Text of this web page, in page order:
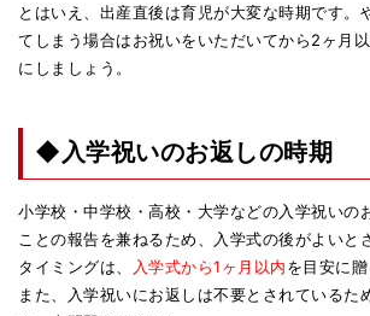
とはいえ、出産直後は育児が大変な時期です。
てしまう場合はお祝いをいただいてから2ヶ月
にしましょう。
◆入学祝いのお返しの時期
小学校・中学校・高校・大学などの入学祝いの
ことの報告を兼ねるため、入学式の後がよいと
タイミングは、
入学式から1ヶ月以内を目安に贈
また、入学祝いにお返しは不要とされているた